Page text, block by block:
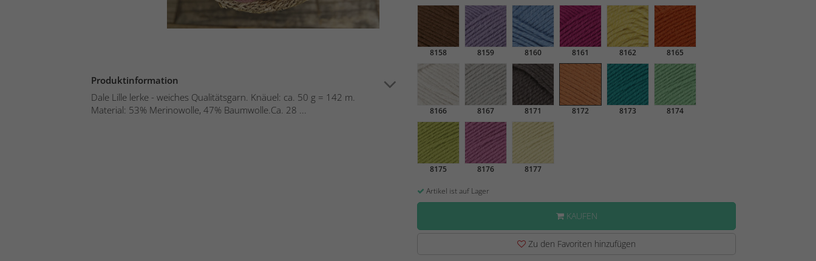
Produktinformation
Dale Lille lerke - weiches Qualitätsgarn. Knäuel: ca. 50 g = 142 m.
Material: 53% Merinowolle, 47% Baumwolle.Ca. 28 ...
8158 8159 8160 8161 8162 8165
8166 8167 8171 8172 8173 8174
8175 8176 8177
Artikel ist auf Lager
KAUFEN
Zu den Favoriten hinzufügen